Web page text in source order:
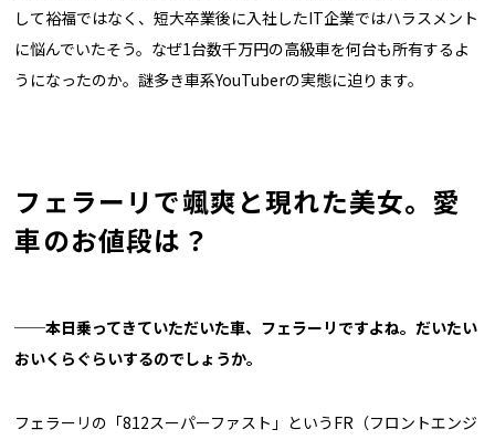
して裕福ではなく、短大卒業後に入社したIT企業ではハラスメント
に悩んでいたそう。なぜ1台数千万円の高級車を何台も所有するよ
うになったのか。謎多き車系YouTuberの実態に迫ります。
フェラーリで颯爽と現れた美女。愛
車のお値段は？
──本日乗ってきていただいた車、フェラーリですよね。だいたい
おいくらぐらいするのでしょうか。
フェラーリの「812スーパーファスト」というFR（フロントエンジ